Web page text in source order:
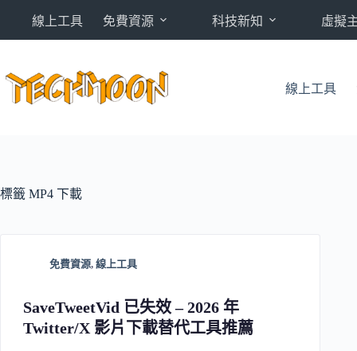
內
線上工具 免費資源 科技新知 虛擬
線上工具
標籤 MP4 下載
免費資源, 線上工具
SaveTweetVid 已失效 – 2026 年
Twitter/X 影片下載替代工具推薦